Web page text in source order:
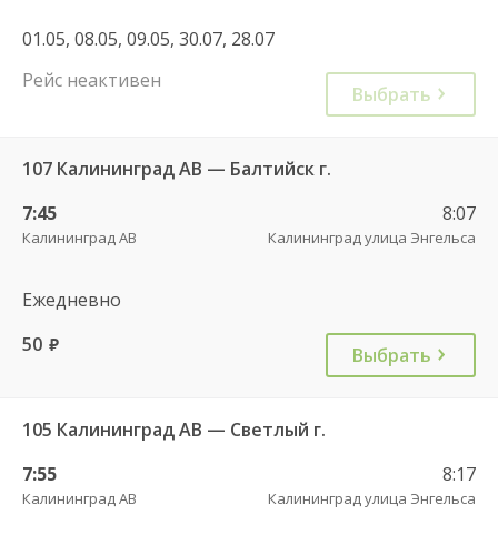
01.05, 08.05, 09.05, 30.07, 28.07
Рейс неактивен
Выбрать
107 Калининград АВ — Балтийск г.
7:45
Калининград АВ
8:07
Калининград улица Энгельса
Ежедневно
50 руб. Выбрать
105 Калининград АВ — Светлый г.
7:55
Калининград АВ
8:17
Калининград улица Энгельса